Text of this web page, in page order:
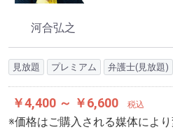
河合弘之
見放題 プレミアム 弁護士(見放題)
￥4,400 ～ ￥6,600 税込
※価格はご購入される媒体により